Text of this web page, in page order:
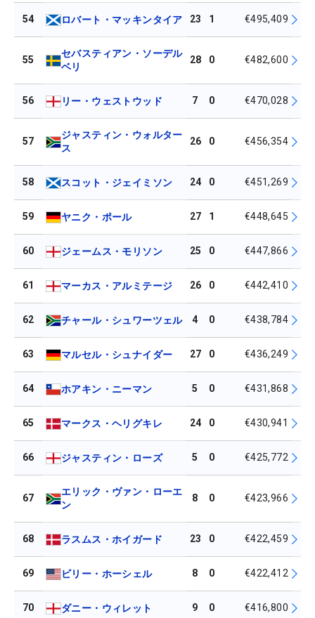
54 ロバート・マッキンタイア 23 1 €495,409
55
セバスティアン・ソーデル
ベリ
28 0 €482,600
56 リー・ウェストウッド 7 0 €470,028
57
ジャスティン・ウォルター
ス
26 0 €456,354
58 スコット・ジェイミソン 24 0 €451,269
59 ヤニク・ポール 27 1 €448,645
60 ジェームス・モリソン 25 0 €447,866
61 マーカス・アルミテージ 26 0 €442,410
62 チャール・シュワーツェル 4 0 €438,784
63 マルセル・シュナイダー 27 0 €436,249
64 ホアキン・ニーマン 5 0 €431,868
65 マークス・ヘリグキレ 24 0 €430,941
66 ジャスティン・ローズ 5 0 €425,772
67
エリック・ヴァン・ローエ
ン
8 0 €423,966
68 ラスムス・ホイガード 23 0 €422,459
69 ビリー・ホーシェル 8 0 €422,412
70 ダニー・ウィレット 9 0 €416,800